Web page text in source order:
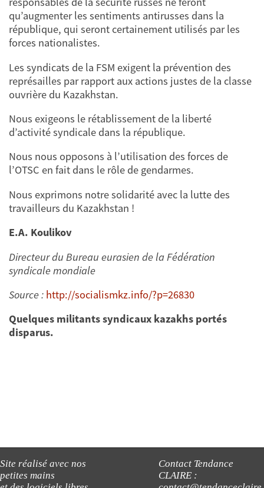
qu’augmenter les sentiments antirusses dans la
république, qui seront certainement utilisés par les
forces nationalistes.
Les syndicats de la FSM exigent la prévention des
représailles par rapport aux actions justes de la classe
ouvrière du Kazakhstan.
Nous exigeons le rétablissement de la liberté
d’activité syndicale dans la république.
Nous nous opposons à l’utilisation des forces de
l’OTSC en fait dans le rôle de gendarmes.
Nous exprimons notre solidarité avec la lutte des
travailleurs du Kazakhstan !
E.A. Koulikov
Directeur du Bureau eurasien de la Fédération
syndicale mondiale
Source : http://socialismkz.info/?p=26830
Quelques militants syndicaux kazakhs portés
disparus.
Site réalisé avec nos
petites mains
Contact Tendance
CLAIRE :